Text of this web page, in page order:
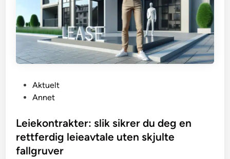
t
e
d
Aktuelt
Annet
Leiekontrakter: slik sikrer du deg en
rettferdig leieavtale uten skjulte
fallgruver